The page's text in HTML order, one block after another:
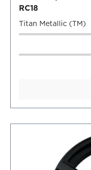
RC18
Titan Metallic (TM)